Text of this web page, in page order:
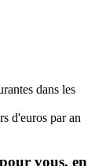
dans les
d'euros par an
vous, en